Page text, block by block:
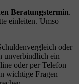
Beratungstermin.
einleiten. Umso
oder
unverbindlich ein
oder per Telefon
wichtige Fragen